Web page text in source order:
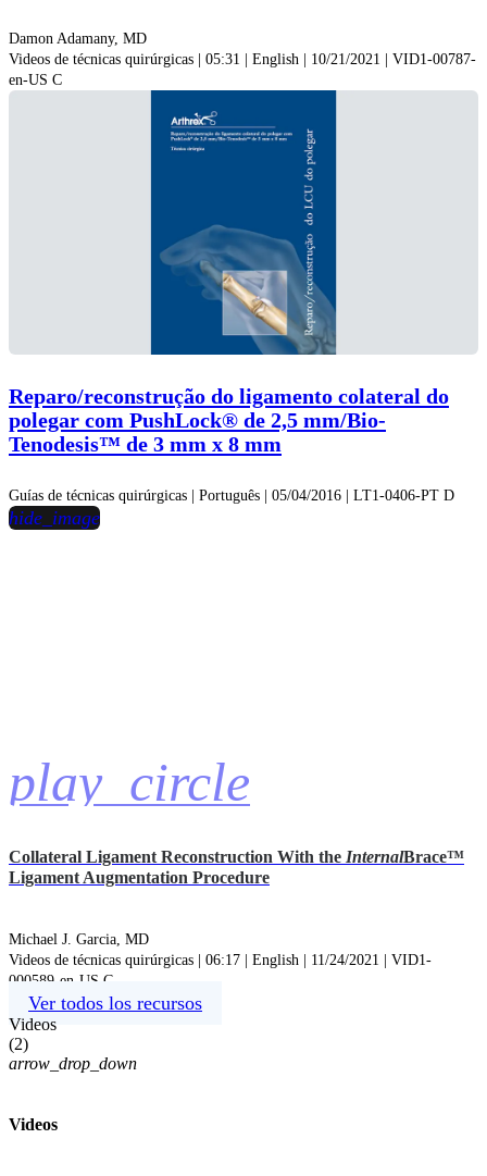
Damon Adamany, MD
Videos de técnicas quirúrgicas | 05:31 | English | 10/21/2021 | VID1-00787-
en-US C
Reparo/reconstrução do ligamento colateral do
polegar com PushLock® de 2,5 mm/Bio-
Tenodesis™ de 3 mm x 8 mm
Guías de técnicas quirúrgicas | Português | 05/04/2016 | LT1-0406-PT D
play_circle
hide_image
Collateral Ligament Reconstruction With the InternalBrace™
Ligament Augmentation Procedure
Michael J. Garcia, MD
Videos de técnicas quirúrgicas | 06:17 | English | 11/24/2021 | VID1-
000589-en-US C
Ver todos los recursos
Videos
(2)
arrow_drop_down
Videos